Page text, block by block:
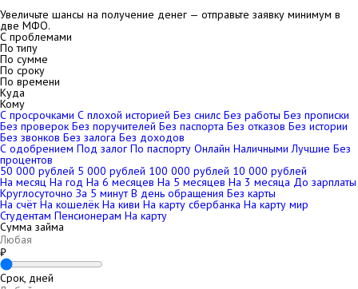
Увеличьте шансы на получение денег — отправьте заявку минимум в
две МФО.
С проблемами
По типу
По сумме
По сроку
По времени
Куда
Кому
С просрочками С плохой историей Без снилс Без работы Без прописки
Без проверок Без поручителей Без паспорта Без отказов Без истории
Без звонков Без залога Без доходов
С одобрением Под залог По паспорту Онлайн Наличными Лучшие Без
процентов
50 000 рублей 5 000 рублей 100 000 рублей 10 000 рублей
На месяц На год На 6 месяцев На 5 месяцев На 3 месяца До зарплаты
Круглосуточно За 5 минут В день обращения Без карты
На счёт На кошелёк На киви На карту сбербанка На карту мир
Студентам Пенсионерам На карту
Сумма займа
₽
Срок, дней